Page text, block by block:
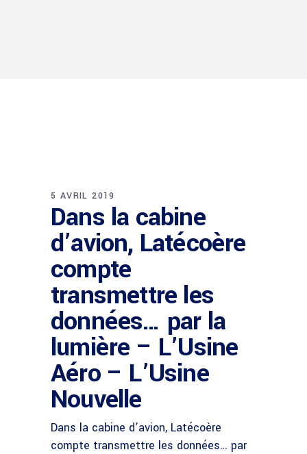
5 AVRIL 2019
Dans la cabine
d’avion, Latécoère
compte
transmettre les
données… par la
lumière – L’Usine
Aéro – L’Usine
Nouvelle
Dans la cabine d’avion, Latécoère
compte transmettre les données… par